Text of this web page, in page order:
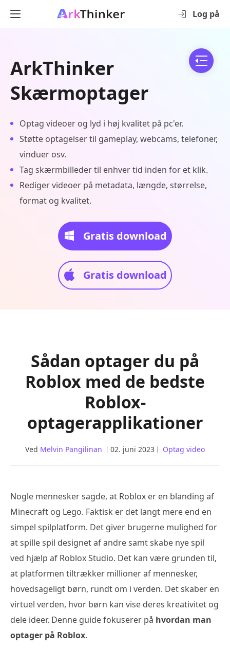
Log på
ArkThinker
Skærmoptager
Optag videoer og lyd i høj kvalitet på pc'er.
Støtte optagelser til gameplay, webcams, telefoner,
vinduer osv.
Tag skærmbilleder til enhver tid inden for et klik.
Rediger videoer på metadata, længde, størrelse,
format og kvalitet.
Gratis download
Gratis download
Sådan optager du på
Roblox med de bedste
Roblox-
optagerapplikationer
Ved Melvin Pangilinan 02. juni 2023 Optag video
Nogle mennesker sagde, at Roblox er en blanding af
Minecraft og Lego. Faktisk er det langt mere end en
simpel spilplatform. Det giver brugerne mulighed for
at spille spil designet af andre samt skabe nye spil
ved hjælp af Roblox Studio. Det kan være grunden til,
at platformen tiltrækker millioner af mennesker,
hovedsageligt børn, rundt om i verden. Det skaber en
virtuel verden, hvor børn kan vise deres kreativitet og
dele ideer. Denne guide fokuserer på hvordan man
optager på Roblox.